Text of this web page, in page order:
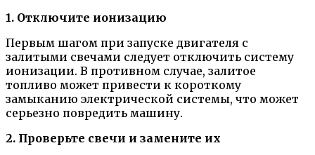
1. Отключите ионизацию
Первым шагом при запуске двигателя с
залитыми свечами следует отключить систему
ионизации. В противном случае, залитое
топливо может привести к короткому
замыканию электрической системы, что может
серьезно повредить машину.
2. Проверьте свечи и замените их